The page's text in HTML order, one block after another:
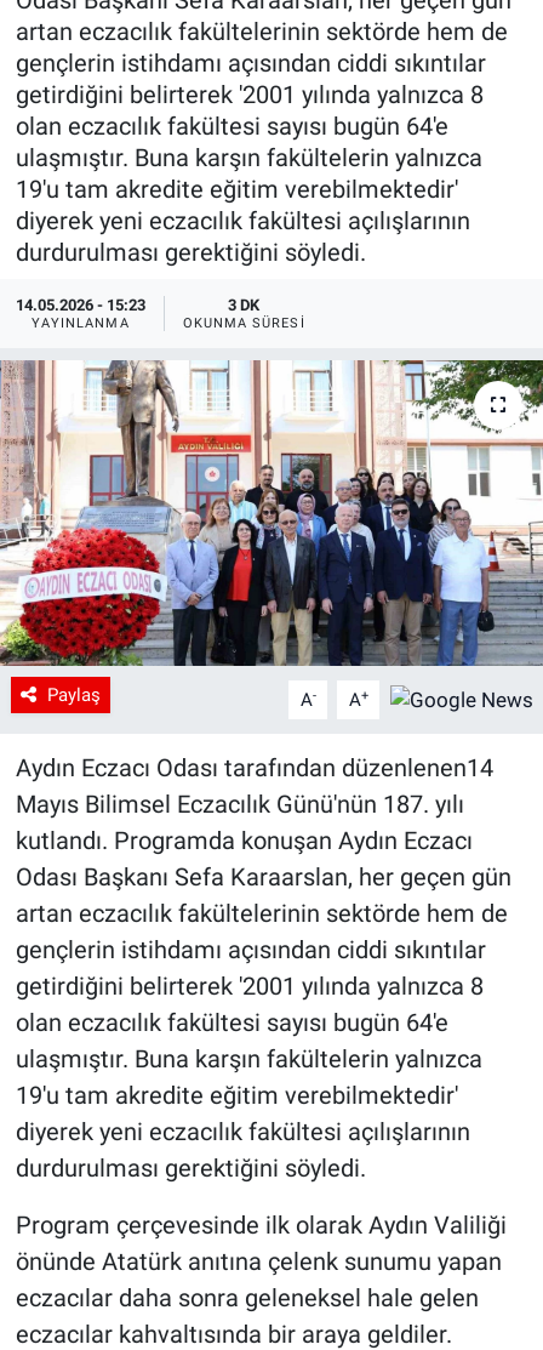
artan eczacılık fakültelerinin sektörde hem de
gençlerin istihdamı açısından ciddi sıkıntılar
getirdiğini belirterek '2001 yılında yalnızca 8
olan eczacılık fakültesi sayısı bugün 64'e
ulaşmıştır. Buna karşın fakültelerin yalnızca
19'u tam akredite eğitim verebilmektedir'
diyerek yeni eczacılık fakültesi açılışlarının
durdurulması gerektiğini söyledi.
14.05.2026 - 15:23
YAYINLANMA
3 DK
OKUNMA SÜRESI
Paylaş A- A+
Aydın Eczacı Odası tarafından düzenlenen14
Mayıs Bilimsel Eczacılık Günü'nün 187. yılı
kutlandı. Programda konuşan Aydın Eczacı
Odası Başkanı Sefa Karaarslan, her geçen gün
artan eczacılık fakültelerinin sektörde hem de
gençlerin istihdamı açısından ciddi sıkıntılar
getirdiğini belirterek '2001 yılında yalnızca 8
olan eczacılık fakültesi sayısı bugün 64'e
ulaşmıştır. Buna karşın fakültelerin yalnızca
19'u tam akredite eğitim verebilmektedir'
diyerek yeni eczacılık fakültesi açılışlarının
durdurulması gerektiğini söyledi.
Program çerçevesinde ilk olarak Aydın Valiliği
önünde Atatürk anıtına çelenk sunumu yapan
eczacılar daha sonra geleneksel hale gelen
eczacılar kahvaltısında bir araya geldiler.